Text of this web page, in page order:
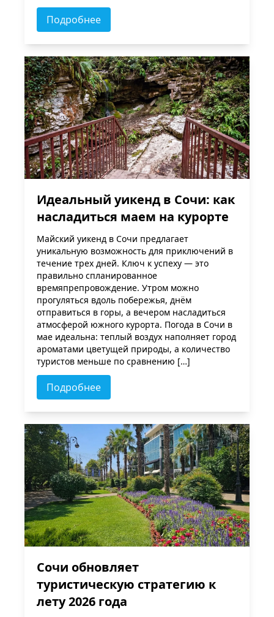
Подробнее
Идеальный уикенд в Сочи: как
насладиться маем на курорте
Майский уикенд в Сочи предлагает
уникальную возможность для приключений в
течение трех дней. Ключ к успеху — это
правильно спланированное
времяпрепровождение. Утром можно
прогуляться вдоль побережья, днём
отправиться в горы, а вечером насладиться
атмосферой южного курорта. Погода в Сочи в
мае идеальна: теплый воздух наполняет город
ароматами цветущей природы, а количество
туристов меньше по сравнению […]
Подробнее
Сочи обновляет
туристическую стратегию к
лету 2026 года